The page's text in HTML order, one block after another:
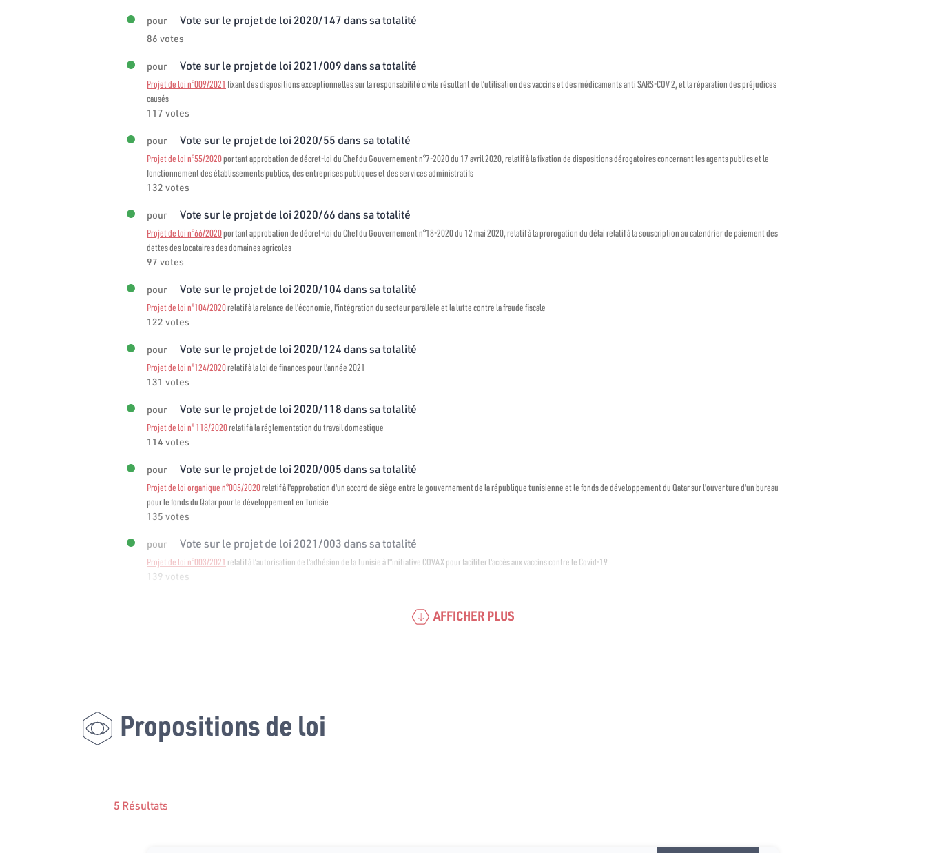
pour Vote sur le projet de loi 2020/147 dans sa totalité
86 votes
pour Vote sur le projet de loi 2021/009 dans sa totalité
Projet de loi n°009/2021 fixant des dispositions exceptionnelles sur la responsabilité civile résultant de l’utilisation des vaccins et des médicaments anti SARS-COV 2, et la réparation des préjudices
causés
117 votes
pour Vote sur le projet de loi 2020/55 dans sa totalité
Projet de loi n°55/2020portant approbation de décret-loi du Chef du Gouvernement n°7-2020 du 17 avril 2020, relatif à la fixation de dispositions dérogatoires concernant les agents publics et le
fonctionnement des établissements publics, des entreprises publiques et des services administratifs
132 votes
pour Vote sur le projet de loi 2020/66 dans sa totalité
Projet de loi n°66/2020portant approbation de décret-loi du Chef du Gouvernement n°18-2020 du 12 mai 2020, relatif à la prorogation du délai relatif à la souscription au calendrier de paiement des
dettes des locataires des domaines agricoles
97 votes
pour Vote sur le projet de loi 2020/104 dans sa totalité
Projet de loi n°104/2020relatif à la relance de l'économie, l'intégration du secteur parallèle et la lutte contre la fraude fiscale
122 votes
pour Vote sur le projet de loi 2020/124 dans sa totalité
Projet de loi n°124/2020relatif à la loi de finances pour l'année 2021
131 votes
pour Vote sur le projet de loi 2020/118 dans sa totalité
Projet de loi n° 118/2020relatif à la réglementation du travail domestique
114 votes
pour Vote sur le projet de loi 2020/005 dans sa totalité
Projet de loi organique n°005/2020relatif à l'approbation d'un accord de siège entre le gouvernement de la république tunisienne et le fonds de développement du Qatar sur l'ouverture d'un bureau
pour le fonds du Qatar pour le développement en Tunisie
135 votes
pour Vote sur le projet de loi 2021/003 dans sa totalité
Projet de loi n°003/2021 relatif à l’autorisation de l'adhésion de la Tunisie à l"initiative COVAX pour faciliter l'accès aux vaccins contre le Covid-19
139 votes
AFFICHER PLUS
Propositions de loi
5 Résultats